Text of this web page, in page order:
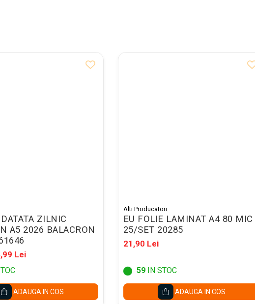
ZILNIC
A5 2026 BALACRON
Lei
ADAUGA IN COS
Alti Producatori
EU FOLIE LAMINAT A4 80 MIC
25/SET 20285
21,90 Lei
59IN STOC
ADAUGA IN COS